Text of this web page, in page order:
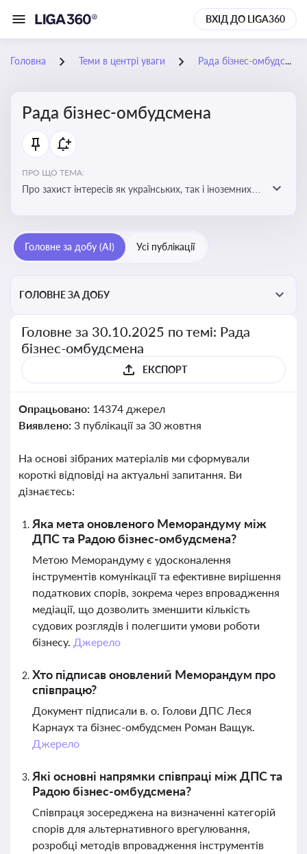
ВХІД ДО LIGA360
Головна Теми в центрі уваги Рада бізнес-омбудсмена
Рада бізнес-омбудсмена
ПРО ЩО ТЕМА:
Про захист інтересів як українських, так і іноземних
Головне за добу (AI) Усі публікації
ГОЛОВНЕ ЗА ДОБУ
Головне за 30.10.2025 по темі: Рада
бізнес-омбудсмена
ЕКСПОРТ
Опрацьовано: 14374 джерел
Виявлено: 3 публікації за 30 жовтня
На основі зібраних матеріалів ми сформували
короткі відповіді на актуальні запитання. Ви
дізнаєтесь:
Яка мета оновленого Меморандуму між
ДПС та Радою бізнес-омбудсмена?
Метою Меморандуму є удосконалення
інструментів комунікації та ефективне вирішення
податкових спорів, зокрема через впровадження
медіації, що дозволить зменшити кількість
судових розглядів і полегшити умови роботи
бізнесу. Джерело
Хто підписав оновлений Меморандум про
співпрацю?
Документ підписали в. о. Голови ДПС Леся
Карнаух та бізнес-омбудсмен Роман Ващук.
Джерело
Які основні напрямки співпраці між ДПС та
Радою бізнес-омбудсмена?
Співпраця зосереджена на визначенні категорій
спорів для альтернативного врегулювання,
розробці методів впровадження інструментів